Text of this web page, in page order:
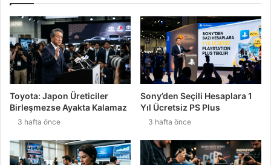
Toyota: Japon Üreticiler
Birleşmezse Ayakta Kalamaz
3 hafta önce
Sony’den Seçili Hesaplara 1
Yıl Ücretsiz PS Plus
3 hafta önce